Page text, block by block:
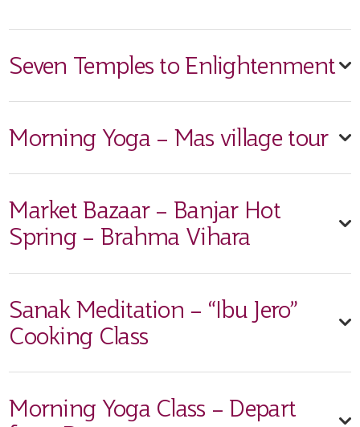
Seven Temples to Enlightenment
Morning Yoga – Mas village tour
Market Bazaar – Banjar Hot
Spring – Brahma Vihara
Sanak Meditation – “Ibu Jero”
Cooking Class
Morning Yoga Class – Depart